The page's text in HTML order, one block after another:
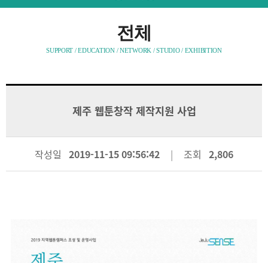
전체
SUPPORT / EDUCATION / NETWORK / STUDIO / EXHIBITION
제주 웹툰창작 제작지원 사업
작성일 2019-11-15 09:56:42 조회 2,806